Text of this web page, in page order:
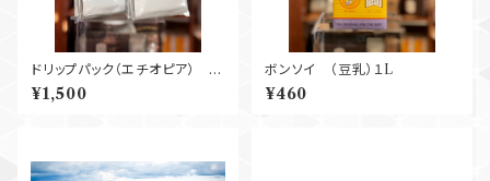
ドリップパック（エチオピア）
５P
¥1,500
ボンソイ （豆乳）１L
¥460